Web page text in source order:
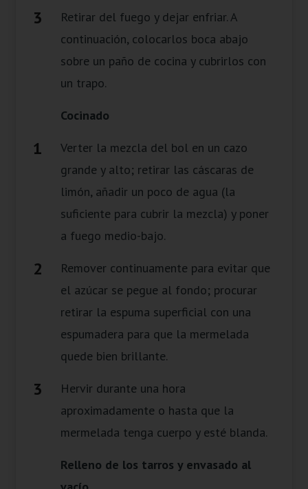
Retirar del fuego y dejar enfriar. A
continuación, colocarlos boca abajo
sobre un paño de cocina y cubrirlos con
un trapo.
Cocinado
Verter la mezcla del bol en un cazo
grande y alto; retirar las cáscaras de
limón, añadir un poco de agua (la
suficiente para cubrir la mezcla) y poner
a fuego medio-bajo.
Remover continuamente para evitar que
el azúcar se pegue al fondo; procurar
retirar la espuma superficial con una
espumadera para que la mermelada
quede bien brillante.
Hervir durante una hora
aproximadamente o hasta que la
mermelada tenga cuerpo y esté blanda.
Relleno de los tarros y envasado al